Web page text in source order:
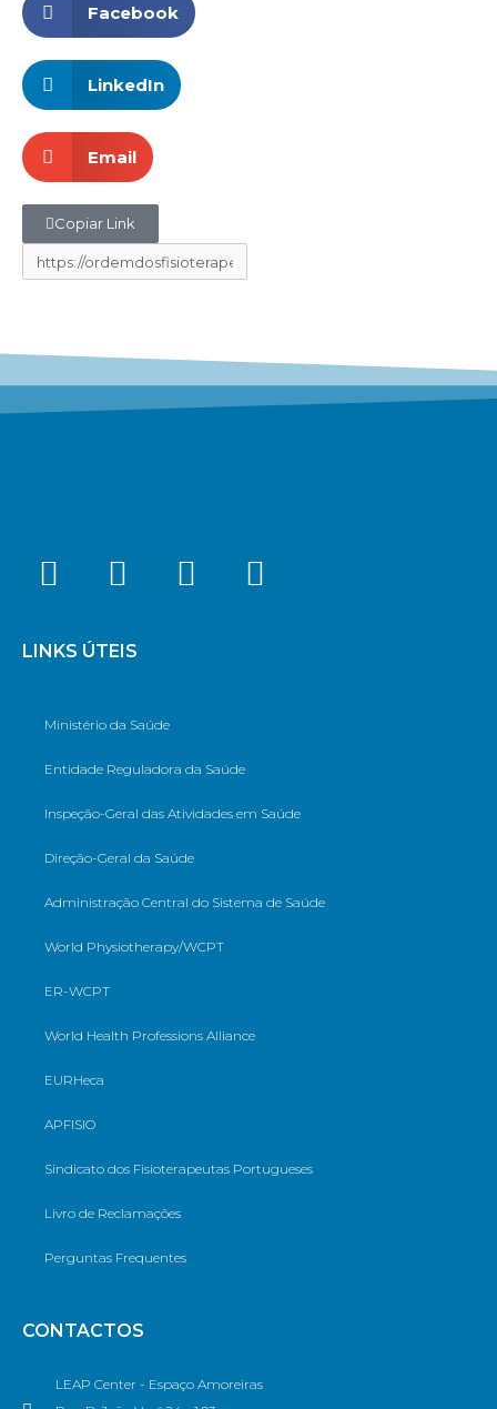
Facebook
LinkedIn
Email
Copiar Link
LINKS ÚTEIS
Ministério da Saúde
Entidade Reguladora da Saúde
Inspeção-Geral das Atividades em Saúde
Direção-Geral da Saúde
Administração Central do Sistema de Saúde
World Physiotherapy/WCPT
ER-WCPT
World Health Professions Alliance
EURHeca
APFISIO
Sindicato dos Fisioterapeutas Portugueses
Livro de Reclamações
Perguntas Frequentes
CONTACTOS
LEAP Center - Espaço Amoreiras